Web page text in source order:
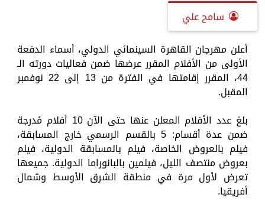
سامح علي
أعلن مهرجان القاهرة السينمائي الدولي، أسماء الدفعة
الأولى من الأفلام المقرر عرضها ضمن فعاليات دورته الـ
44، المقرر إقامتها في الفترة من 13 إلى 22 نوفمبر
المقبل.
بلغ عدد الأفلام المعلن عنها حتى الآن 10 أفلام مُدرجة
ضمن عدة أقسام: 5 بالقسم الرسمي خارج المسابقة،
فيلم بالعروض الخاصة، فيلم بالمسابقة الدولية، فيلم
بعروض منتصف الليل، فيلمين بالبانوراما الدولية. جميعها
تعرض لأول مرة في منطقة الشرق الأوسط وشمال
أفريقيا.